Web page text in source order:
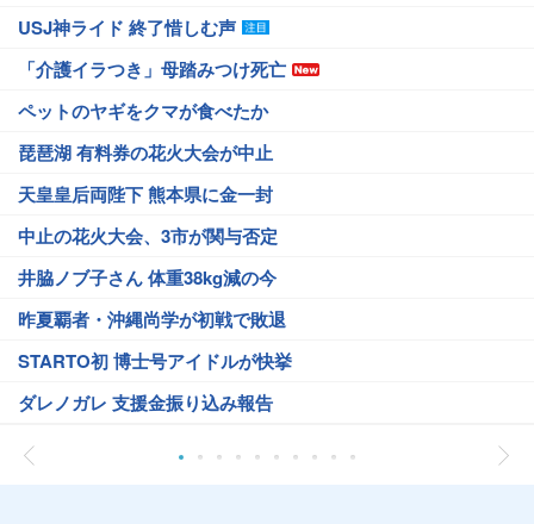
USJ神ライド 終了惜しむ声
「介護イラつき」母踏みつけ死亡
ペットのヤギをクマが食べたか
琵琶湖 有料券の花火大会が中止
天皇皇后両陛下 熊本県に金一封
中止の花火大会、3市が関与否定
井脇ノブ子さん 体重38kg減の今
昨夏覇者・沖縄尚学が初戦で敗退
STARTO初 博士号アイドルが快挙
ダレノガレ 支援金振り込み報告